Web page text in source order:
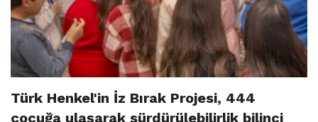
Türk Henkel'in İz Bırak Projesi, 444
çocuğa ulaşarak sürdürülebilirlik bilinci